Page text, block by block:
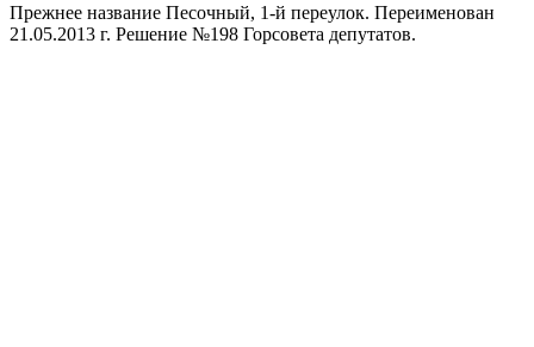
Прежнее название Песочный, 1-й переулок. Переименован
21.05.2013 г. Решение №198 Горсовета депутатов.